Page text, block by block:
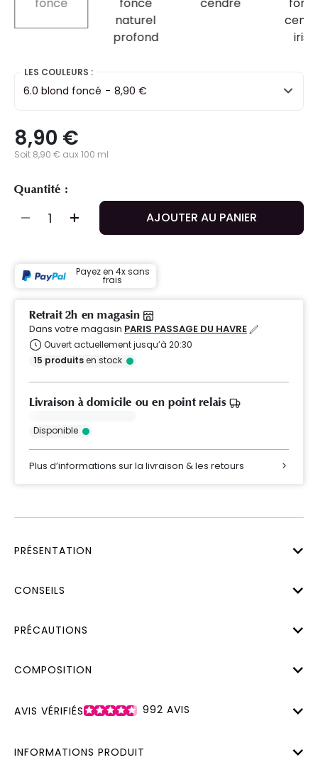
selected
LES COULEURS :
6.0 blond foncé - 8,90 €
8,90 €
Soit 8,90 € aux 100 ml
Quantité :
AJOUTER AU PANIER
Payez en 4x sans
frais
Retrait 2h en magasin
Dans votre magasin PARIS PASSAGE DU HAVRE
Ouvert actuellement jusqu’à 20:30
15 produitsen stock
Livraison à domicile ou en point relais
Disponible
Plus d’informations sur la livraison & les retours
PRÉSENTATION
CONSEILS
PRÉCAUTIONS
COMPOSITION
AVIS VÉRIFIÉS 992 AVIS
INFORMATIONS PRODUIT